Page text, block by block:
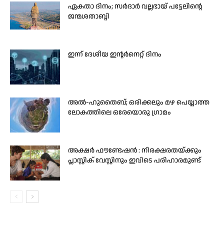
ഏകതാ ദിനം; സർദാർ വല്ലഭായ് പട്ടേലിന്റെ
ജന്മശതാബ്ദി
ഇന്ന് ദേശീയ ഇന്റർനെറ്റ് ദിനം
അൽ-ഹുതൈബ്; ഒരിക്കലും മഴ പെയ്യാത്ത
ലോകത്തിലെ ഒരേയൊരു ഗ്രാമം
അക്ഷർ ഫൗണ്ടേഷൻ : നിരക്ഷരതയ്ക്കും
പ്ലാസ്റ്റിക് വേസ്റ്റിനും ഇവിടെ പരിഹാരമുണ്ട്